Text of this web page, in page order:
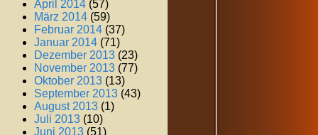
April 2014 (57)
März 2014 (59)
Februar 2014 (37)
Januar 2014 (71)
Dezember 2013 (23)
November 2013 (77)
Oktober 2013 (13)
September 2013 (43)
August 2013 (1)
Juli 2013 (10)
Juni 2013 (51)